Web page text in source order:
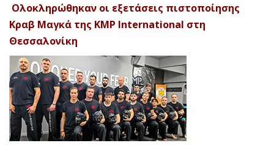
Ολοκληρώθηκαν οι εξετάσεις πιστοποίησης
Κραβ Μαγκά της KMP International στη
Θεσσαλονίκη